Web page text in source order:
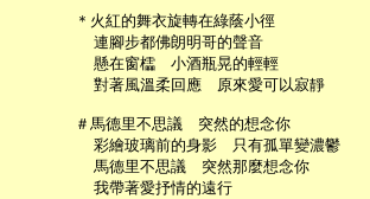
   ＊火紅的舞衣旋轉在綠蔭小徑
     連腳步都佛朗明哥的聲音
     懸在窗櫺　小酒瓶晃的輕輕
     對著風溫柔回應　原來愛可以寂靜
   ＃馬德里不思議　突然的想念你
     彩繪玻璃前的身影　只有孤單變濃鬱
     馬德里不思議　突然那麼想念你
     我帶著愛抒情的遠行